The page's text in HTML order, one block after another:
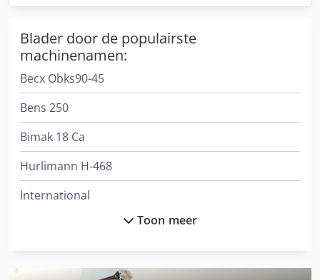
Blader door de populairste
machinenamen:
Becx Obks90-45
Bens 250
Bimak 18 Ca
Hurlimann H-468
International
Toon meer